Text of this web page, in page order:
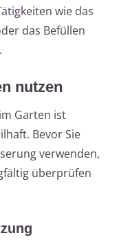
wie das
das Befüllen
nutzen
Garten ist
Bevor Sie
verwenden,
überprüfen